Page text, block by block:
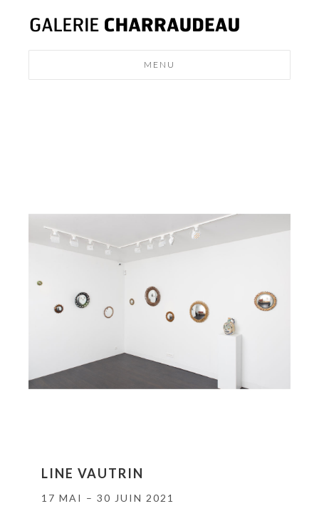
MENU
LINE VAUTRIN
17 MAI – 30 JUIN 2021